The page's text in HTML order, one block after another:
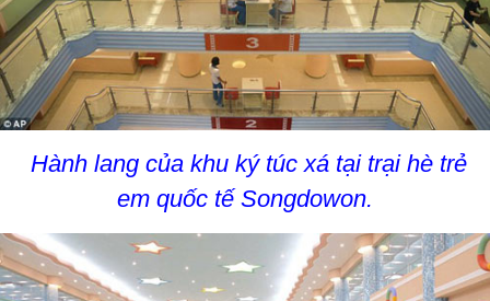
Hành lang của khu ký túc xá tại trại hè trẻ
em quốc tế Songdowon.